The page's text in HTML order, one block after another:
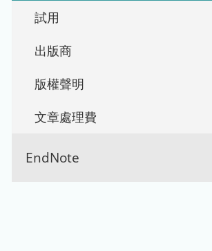
試用
出版商
版權聲明
文章處理費
EndNote